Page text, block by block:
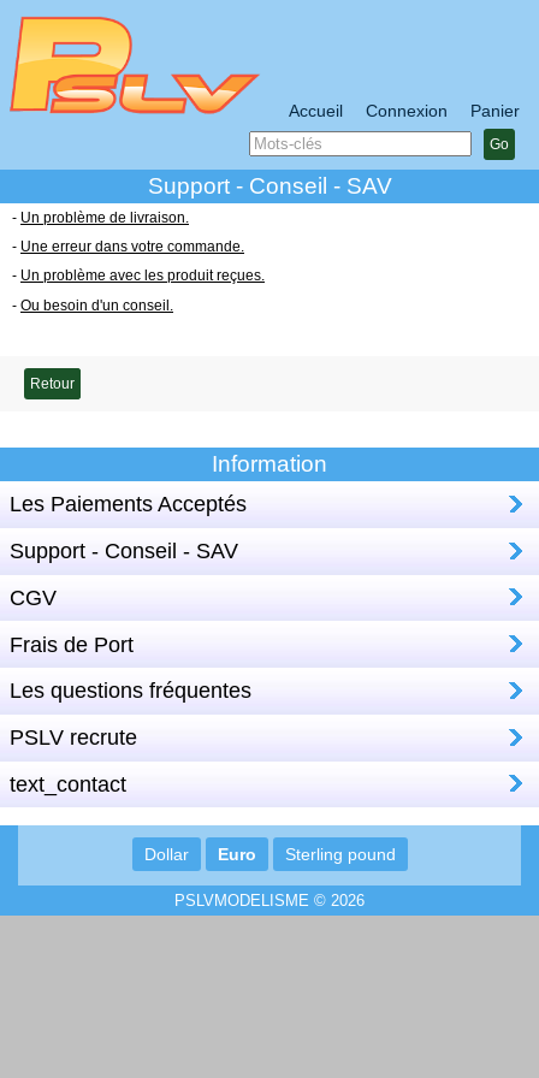
Accueil Connexion Panier
Go
Support - Conseil - SAV
- Un problème de livraison.
- Une erreur dans votre commande.
- Un problème avec les produit reçues.
- Ou besoin d'un conseil.
Retour
Information
Les Paiements Acceptés
Support - Conseil - SAV
CGV
Frais de Port
Les questions fréquentes
PSLV recrute
text_contact
Dollar Euro Sterling pound
PSLVMODELISME © 2026